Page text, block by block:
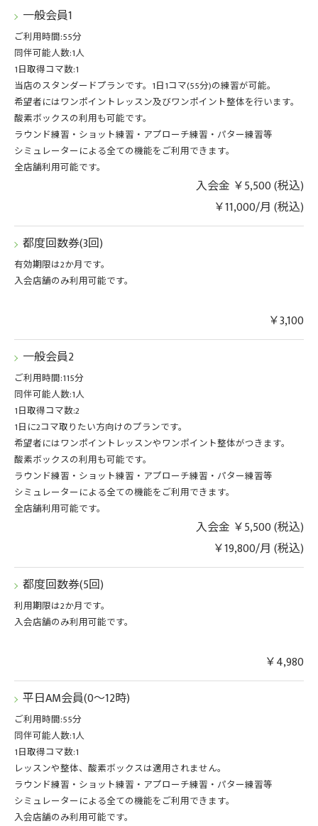
一般会員1
ご利用時間:55分
同伴可能人数:1人
1日取得コマ数:1
当店のスタンダードプランです。1日1コマ(55分)の練習が可能。
希望者にはワンポイントレッスン及びワンポイント整体を行います。
酸素ボックスの利用も可能です。
ラウンド練習・ショット練習・アプローチ練習・パター練習等
シミュレーターによる全ての機能をご利用できます。
全店舗利用可能です。
入会金 ￥5,500 (税込)
￥11,000/月 (税込)
都度回数券(3回)
有効期限は2か月です。
入会店舗のみ利用可能です。
￥3,100
一般会員2
ご利用時間:115分
同伴可能人数:1人
1日取得コマ数:2
1日に2コマ取りたい方向けのプランです。
希望者にはワンポイントレッスンやワンポイント整体がつきます。
酸素ボックスの利用も可能です。
ラウンド練習・ショット練習・アプローチ練習・パター練習等
シミュレーターによる全ての機能をご利用できます。
全店舗利用可能です。
入会金 ￥5,500 (税込)
￥19,800/月 (税込)
都度回数券(5回)
利用期限は2か月です。
入会店舗のみ利用可能です。
￥4,980
平日AM会員(0～12時)
ご利用時間:55分
同伴可能人数:1人
1日取得コマ数:1
レッスンや整体、酸素ボックスは適用されません。
ラウンド練習・ショット練習・アプローチ練習・パター練習等
シミュレーターによる全ての機能をご利用できます。
入会店舗のみ利用可能です。